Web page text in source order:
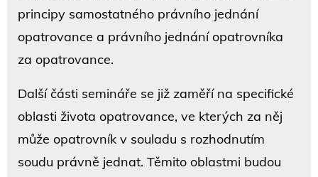
principy samostatného právního jednání
opatrovance a právního jednání opatrovníka
za opatrovance.
Další části semináře se již zaměří na specifické
oblasti života opatrovance, ve kterých za něj
může opatrovník v souladu s rozhodnutím
soudu právně jednat. Těmito oblastmi budou